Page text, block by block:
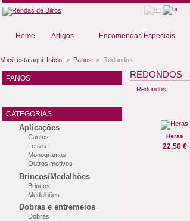
Home Artigos Encomendas Especiais
PANOS
CATEGORIAS
Aplicações
Cantos
Letras
Monogramas
Outros motivos
Brincos/Medalhões
Brincos
Medalhões
Dobras e entremeios
Dobras
Você esta aqui: Início > Panos > Redondos
REDONDOS
Redondos
Heras
22,50 €